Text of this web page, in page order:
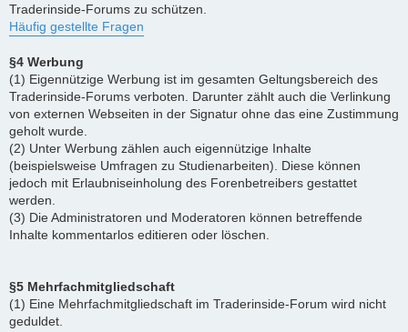
Traderinside-Forums zu schützen.
Häufig gestellte Fragen
§4 Werbung
(1) Eigennützige Werbung ist im gesamten Geltungsbereich des
Traderinside-Forums verboten. Darunter zählt auch die Verlinkung
von externen Webseiten in der Signatur ohne das eine Zustimmung
geholt wurde.
(2) Unter Werbung zählen auch eigennützige Inhalte
(beispielsweise Umfragen zu Studienarbeiten). Diese können
jedoch mit Erlaubniseinholung des Forenbetreibers gestattet
werden.
(3) Die Administratoren und Moderatoren können betreffende
Inhalte kommentarlos editieren oder löschen.
§5 Mehrfachmitgliedschaft
(1) Eine Mehrfachmitgliedschaft im Traderinside-Forum wird nicht
geduldet.